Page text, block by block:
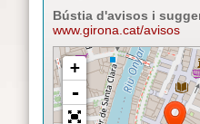
Bústia d'avisos i
www.girona.cat/avisos